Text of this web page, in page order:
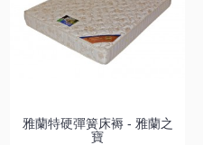
雅蘭特硬彈簧床褥 - 雅蘭之
寶